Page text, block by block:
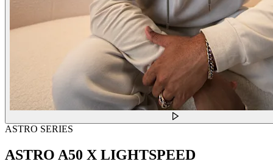
ASTRO SERIES
ASTRO A50 X LIGHTSPEED